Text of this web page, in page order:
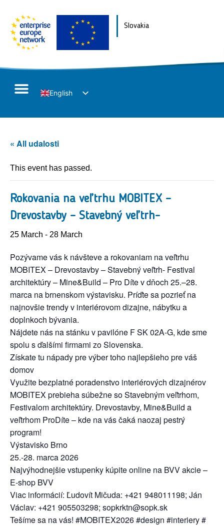
Slovakia
English
« All udalosti
This event has passed.
Rokovania na veľtrhu MOBITEX –
Drevostavby – Stavebný veľtrh-
25 March - 28 March
Pozývame vás k návšteve a rokovaniam na veľtrhu
MOBITEX – Drevostavby – Stavebný veľtrh- Festival
architektúry – Mine&Build – Pro Díte v dňoch 25.–28.
marca na brnenskom výstavisku. Príďte sa pozrieť na
najnovšie trendy v interiérovom dizajne, nábytku a
doplnkoch bývania.
Nájdete nás na stánku v pavilóne F SK 02A-G, kde sme
spolu s ďalšími firmami zo Slovenska.
Získate tu nápady pre výber toho najlepšieho pre váš
domov
Využite bezplatné poradenstvo interiérových dizajnérov
MOBITEX prebieha súbežne so Stavebným veľtrhom,
Festivalom architektúry. Drevostavby, Mine&Build a
veľtrhom ProDíte – kde na vás čaká naozaj pestrý
program!
Výstavisko Brno
25.-28. marca 2026
Najvýhodnejšie vstupenky kúpite online na BVV akcie –
E-shop BVV
Viac informácií: Ľudovít Mičuda: +421 948011198; Ján
Václav: +421 905503298; sopkrktn@sopk.sk
Tešíme sa na vás! #MOBITEX2026 #design #interiery #